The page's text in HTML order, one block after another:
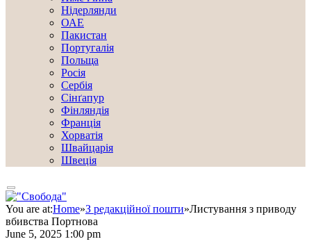
Нідерлянди
ОАЕ
Пакистан
Португалія
Польща
Росія
Сербія
Сінґапур
Фінляндія
Франція
Хорватія
Швайцарія
Швеція
You are at:Home»З редакційної пошти»Листування з приводу
вбивства Портнова
June 5, 2025 1:00 pm